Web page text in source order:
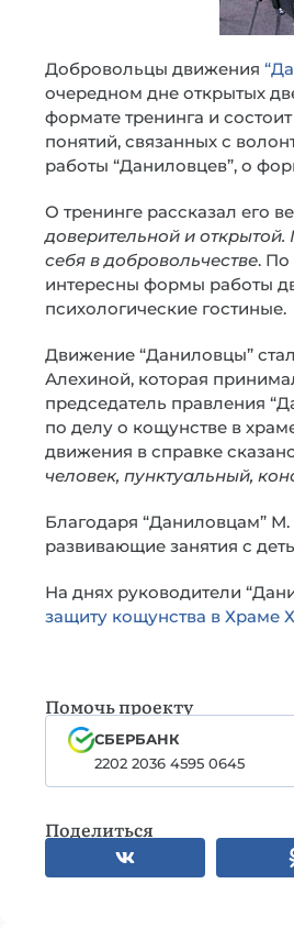
Добровольцы движения
очередном дне открытых
формате тренинга и
понятий, связанных с
работы “Даниловцев”, о
О тренинге рассказал его
доверительной и
себя в добровольчестве. По
интересны формы работы
психологические гостиные.
Движение “Даниловцы”
Алехиной, которая
председатель правления
по делу о кощунстве в
движения в справке
человек, пунктуальный,
Благодаря “Даниловцам”
развивающие занятия с
На днях руководители
защиту кощунства в Храме
Помочь проекту
СБЕРБАНК
2202 2036 4595 0645
Поделиться